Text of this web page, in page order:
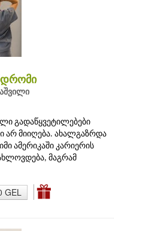
გადაწყვეტილებები
არ მიიღება. ახალგაზრდა
ამერიკაში კარიერის
მაგრამ
GEL